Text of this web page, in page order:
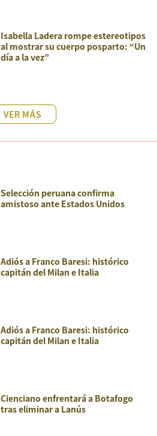
Isabella Ladera rompe estereotipos
al mostrar su cuerpo posparto: “Un
día a la vez”
VER MÁS
Selección peruana confirma
amistoso ante Estados Unidos
Adiós a Franco Baresi: histórico
capitán del Milan e Italia
Adiós a Franco Baresi: histórico
capitán del Milan e Italia
Cienciano enfrentará a Botafogo
tras eliminar a Lanús